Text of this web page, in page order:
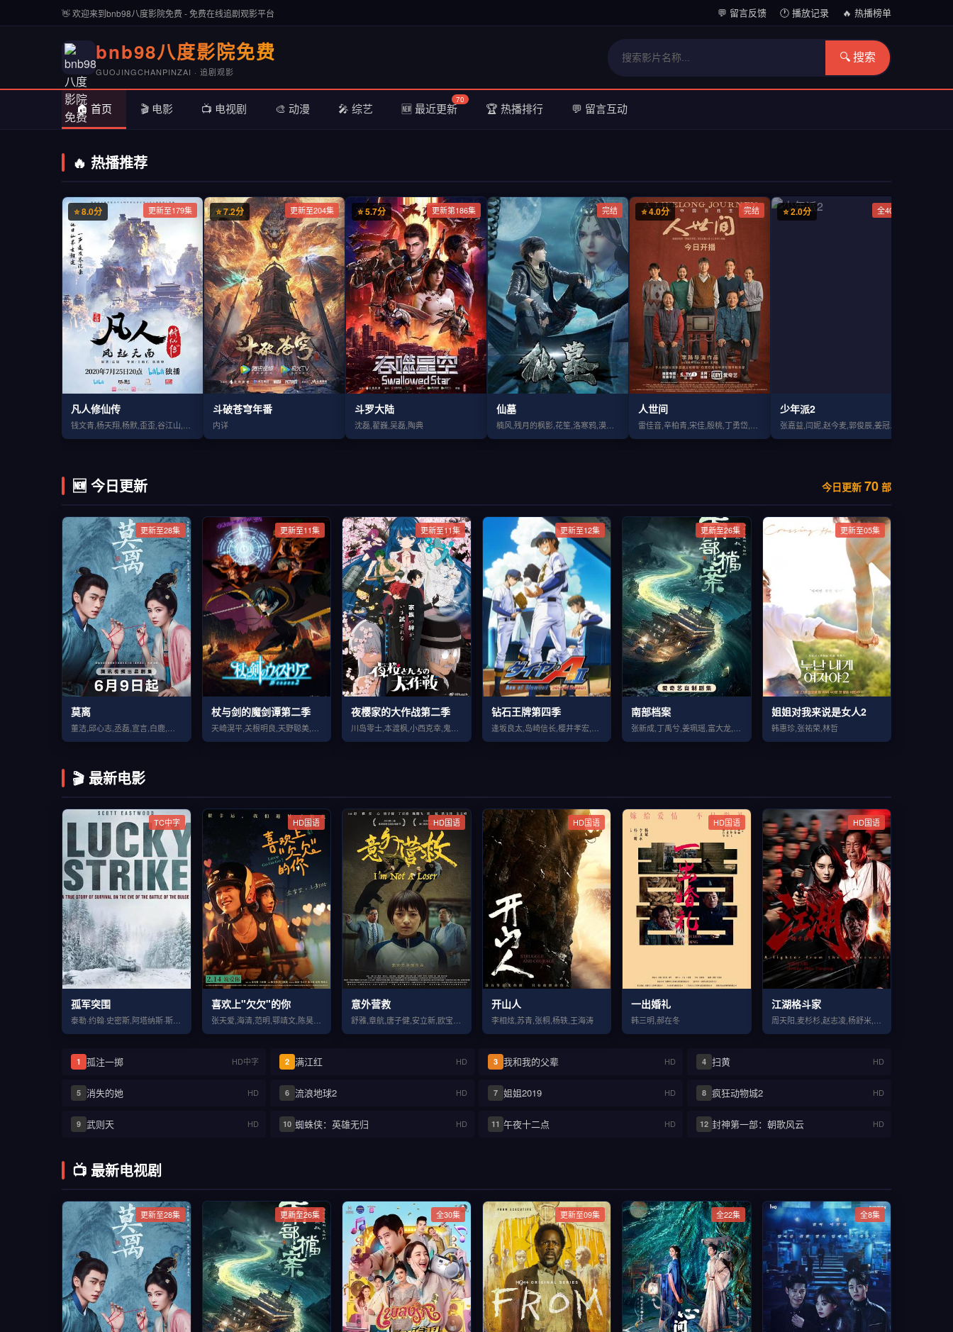
👋 欢迎来到bnb98八度影院免费 - 免费在线追剧观影平台 💬 留言反馈 🕐 播放记录 🔥 热播榜单
bnb98八度影院免费
GUOJINGCHANPINZAI · 追剧观影
🔍 搜索
🏠 首页 🎬 电影 📺 电视剧 🎨 动漫 🎤 综艺 🆕 最近更新
70
🏆 热播排行 💬 留言互动
🔥 热播推荐
⭐ 8.0分 更新至179集
凡人修仙传
⭐ 7.2分 更新至204集
斗破苍穹年番
内详
⭐ 5.7分 更新第186集
斗罗大陆
沈磊,翟巍,吴磊,陶典
完结
仙墓
⭐ 4.0分 完结
人世间
⭐ 2.0分 全40集
少年派2
🆕 今日更新 今日更新 70 部
更新至28集
莫离
更新至11集
杖与剑的魔剑谭第二季
更新至11集
夜樱家的大作战第二季
更新至12集
钻石王牌第四季
更新至26集
南部档案
更新至05集
姐姐对我来说是女人2
韩惠珍,张祐荣,林哲
🎬 最新电影
TC中字
孤军突围
HD国语
喜欢上"欠欠"的你
张天爱,海清,范明,鄂靖文,陈昊明,马天宇,王影璐,秦霄贤,西门飘飘
HD国语
意外营救
HD国语
开山人
李相炫,苏青,张桐,杨轶,王海涛
HD国语
一出婚礼
韩三明,郝在冬
HD国语
江湖格斗家
1 孤注一掷 HD中字 2 满江红 HD 3 我和我的父辈 HD 4 扫黄 HD
5 消失的她 HD 6 流浪地球2 HD 7 姐姐2019 HD 8 疯狂动物城2 HD
9 武则天 HD 10 蜘蛛侠：英雄无归 HD 11 午夜十二点 HD 12 封神第一部：朝歌风云 HD
📺 最新电视剧
更新至28集 更新至26集 全30集 更新至09集 全22集 全8集